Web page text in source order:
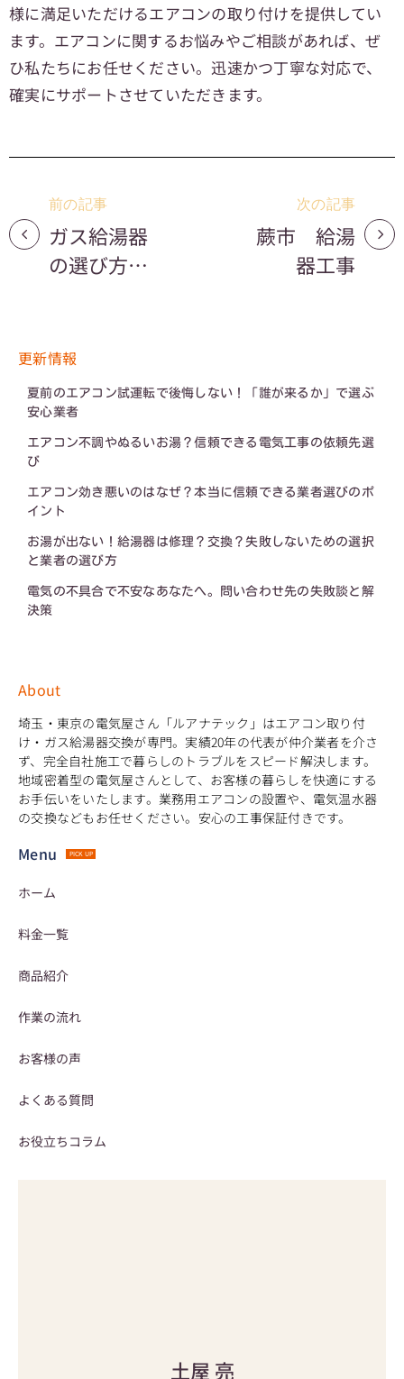
様に満足いただけるエアコンの取り付けを提供してい
ます。エアコンに関するお悩みやご相談があれば、ぜ
ひ私たちにお任せください。迅速かつ丁寧な対応で、
確実にサポートさせていただきます。
前の記事
ガス給湯器
の選び方と
適なお湯生
活のポイン
ト
次の記事
蕨市 給湯
器工事
更新情報
夏前のエアコン試運転で後悔しない！「誰が来るか」で選ぶ
安心業者
エアコン不調やぬるいお湯？信頼できる電気工事の依頼先選
び
エアコン効き悪いのはなぜ？本当に信頼できる業者選びのポ
イント
お湯が出ない！給湯器は修理？交換？失敗しないための選択
と業者の選び方
電気の不具合で不安なあなたへ。問い合わせ先の失敗談と解
決策
About
埼玉・東京の電気屋さん「ルアナテック」はエアコン取り付
け・ガス給湯器交換が専門。実績20年の代表が仲介業者を介さ
ず、完全自社施工で暮らしのトラブルをスピード解決します。
地域密着型の電気屋さんとして、お客様の暮らしを快適にする
お手伝いをいたします。業務用エアコンの設置や、電気温水器
の交換などもお任せください。安心の工事保証付きです。
Menu PICK UP
ホーム
料金一覧
商品紹介
作業の流れ
お客様の声
よくある質問
お役立ちコラム
土屋 亮